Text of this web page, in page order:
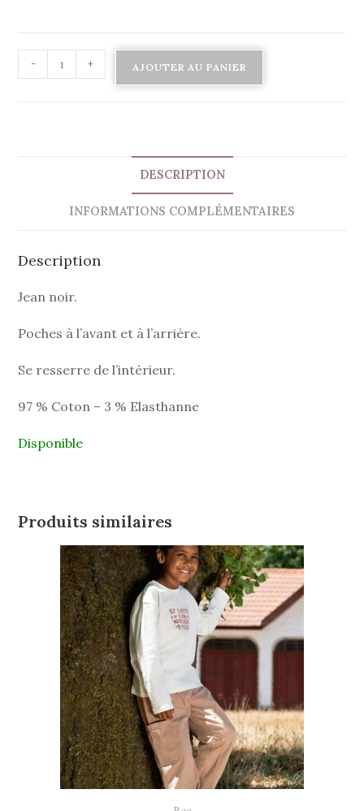
- + AJOUTER AU PANIER
DESCRIPTION
INFORMATIONS COMPLÉMENTAIRES
Description
Jean noir.
Poches à l’avant et à l’arrière.
Se resserre de l’intérieur.
97 % Coton – 3 % Elasthanne
Disponible
Produits similaires